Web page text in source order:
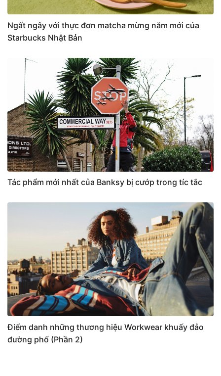
Ngất ngây với thực đơn matcha mừng năm mới của
Starbucks Nhật Bản
Tác phẩm mới nhất của Banksy bị cướp trong tíc tắc
Điểm danh những thương hiệu Workwear khuấy đảo
đường phố (Phần 2)